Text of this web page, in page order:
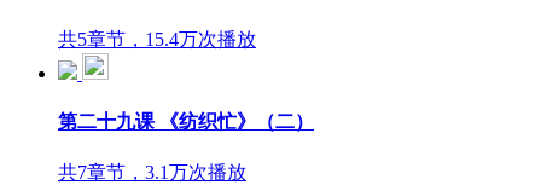
共5章节，15.4万次播放
第二十九课 《纺织忙》（二）
共7章节，3.1万次播放